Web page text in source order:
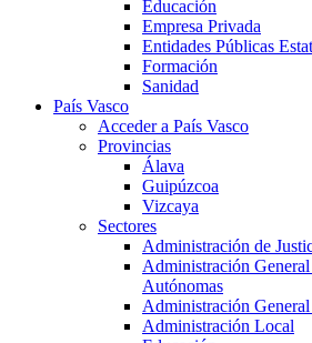
Educación
Empresa Privada
Entidades Públicas
Formación
Sanidad
País Vasco
Acceder a País Vasco
Provincias
Álava
Guipúzcoa
Vizcaya
Sectores
Administración de
Administración
Autónomas
Administración
Administración Local